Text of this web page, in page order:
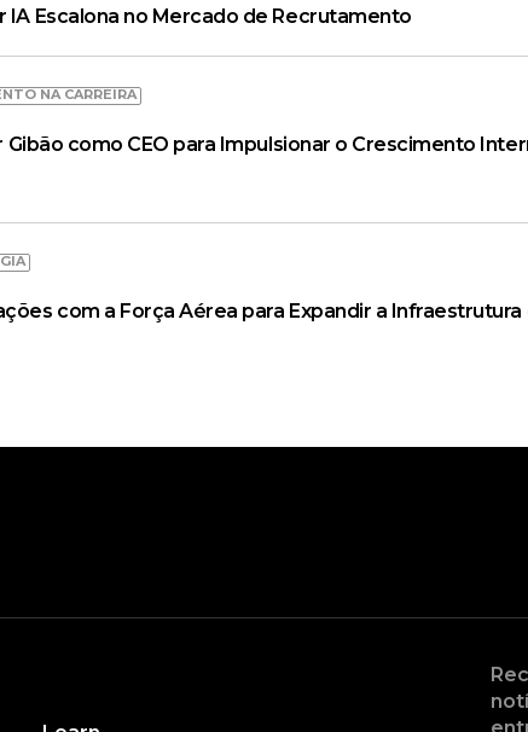
IA Escalona no Mercado de Recrutamento
NA CARREIRA
como CEO para Impulsionar o Crescimento
com a Força Aérea para Expandir a Infraestrutura